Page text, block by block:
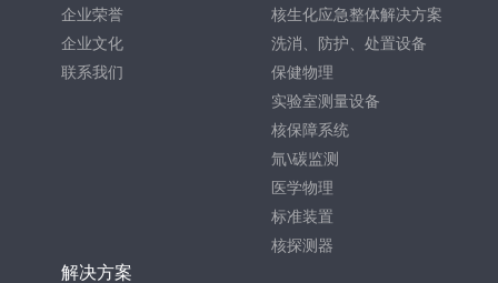
企业荣誉
企业文化
联系我们
核生化应急整体解决方案
洗消、防护、处置设备
保健物理
实验室测量设备
核保障系统
氚\碳监测
医学物理
标准装置
核探测器
解决方案